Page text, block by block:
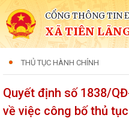
CỔNG THÔNG TIN
XÃ TIÊN
THỦ TỤC HÀNH CHÍNH
Quyết định số 1838/
về việc công bố thủ